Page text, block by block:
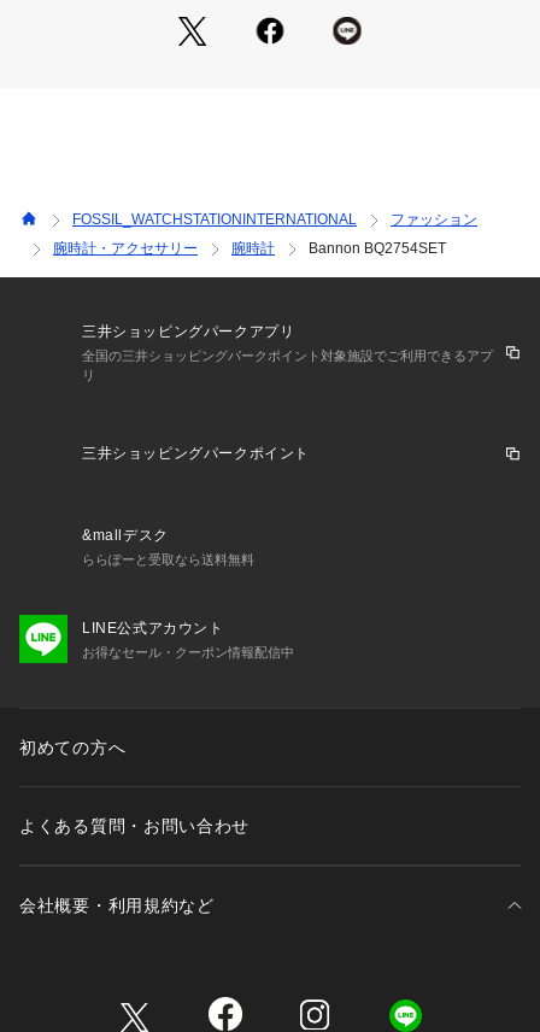
コレクション名：Bannon, Bannon
タイルのブランドです。ヴィンテージクラシックデザインをル
ーツに、古くから続くベストなものを現代にアップデートしな
がら、ハイクオリティなウォッチ、バッグ、レザーグッズを生
徴のバッグ、フレッシュな色調と素材感を用いたウォッチ、タ
イムレスなアクセサリーなど、旅心をくすぐる商品が揃いま
※外箱は輸送時にキズや凹みなどが生じる場合がございます。
予めご了承ください。
ってみえる場合がございます。
※【充電式でないクオーツ製品の場合】お買い上げいただきま
いただくまでの期間にも電池はある程度消耗するものでご購入
FOSSIL_WATCHSTATIONINTERNATIONAL
ファッション
腕時計・アクセサリー
腕時計 Bannon BQ2754SET
三井ショッピングパークアプリ
全国の三井ショッピングパークポイント対象施設でご利用できるアプ
リ
三井ショッピングパークポイント
&mallデスク
ららぽーと受取なら送料無料
LINE公式アカウント
お得なセール・クーポン情報配信中
初めての方へ
よくある質問・お問い合わせ
会社概要・利用規約など